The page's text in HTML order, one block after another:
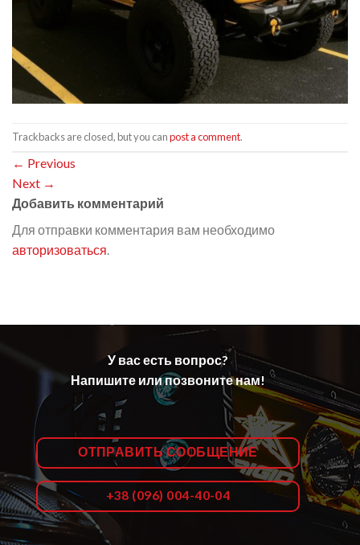
Trackbacks are closed, but you canpost a comment.
← Previous
Next →
Добавить комментарий
Для отправки комментария вам необходимо
авторизоваться.
У вас есть вопрос?
Напишите или позвоните нам!
ОТПРАВИТЬ СООБЩЕНИЕ
+38 (096) 004-40-04